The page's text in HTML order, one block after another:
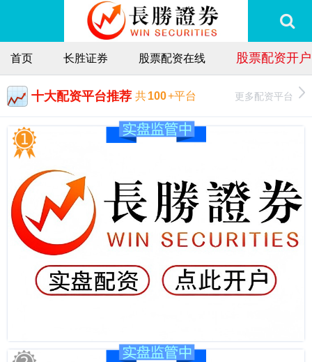
首页 长胜证券 股票配资在线 股票配资开户
十大配资平台推荐 共100+平台 更多配资平台